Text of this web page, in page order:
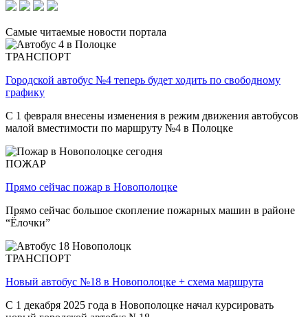
Самые читаемые новости портала
ТРАНСПОРТ
Городской автобус №4 теперь будет ходить по свободному
графику
С 1 февраля внесены изменения в режим движения автобусов
малой вместимости по маршруту №4 в Полоцке
ПОЖАР
Прямо сейчас пожар в Новополоцке
Прямо сейчас большое скопление пожарных машин в районе
“Ёлочки”
ТРАНСПОРТ
Новый автобус №18 в Новополоцке + схема маршрута
С 1 декабря 2025 года в Новополоцке начал курсировать